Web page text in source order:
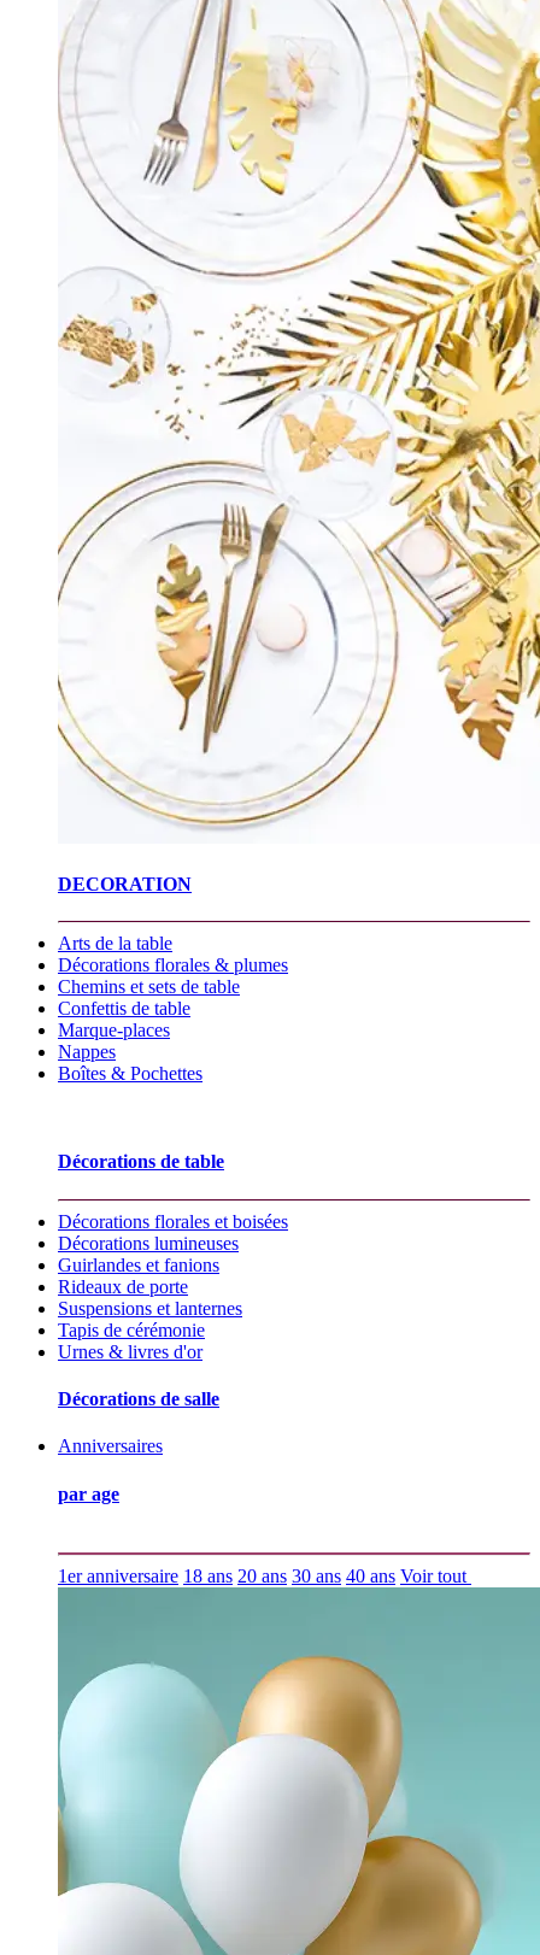
DECORATION
Arts de la table
Décorations florales & plumes
Chemins et sets de table
Confettis de table
Marque-places
Nappes
Boîtes & Pochettes
Décorations de table
Décorations florales et boisées
Décorations lumineuses
Guirlandes et fanions
Rideaux de porte
Suspensions et lanternes
Tapis de cérémonie
Urnes & livres d'or
Décorations de salle
Anniversaires
par age
1er anniversaire 18 ans 20 ans 30 ans 40 ans Voir tout